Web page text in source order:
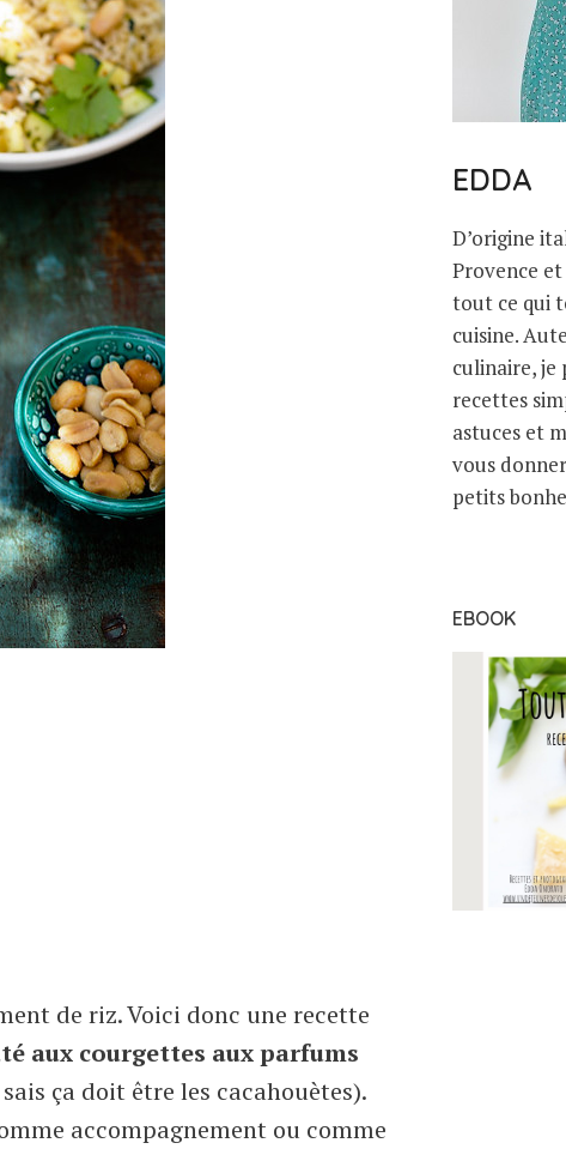
de riz. Voici donc une recette
aux courgettes aux parfums
ça doit être les cacahouètes).
accompagnement ou comme
EDDA
D’origine
Provence
tout ce qui
cuisine.
culinaire, je
recettes
astuces et
vous
petits
EBOOK